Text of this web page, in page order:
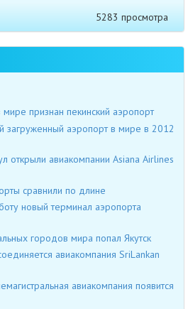
5283 просмотра
признан пекинский аэропорт
загруженный аэропорт в мире в 2012
открыли авиакомпании Asiana Airlines
сравнили по длине
новый терминал аэропорта
городов мира попал Якутск
авиакомпания SriLankan
авиакомпания появится